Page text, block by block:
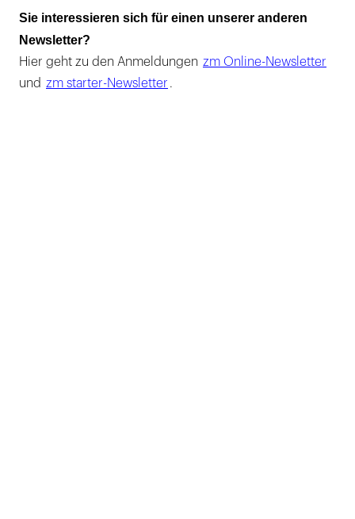
Sie interessieren sich für einen unserer anderen
Newsletter?
Hier geht zu den Anmeldungen zm Online-Newsletter
und zm starter-Newsletter .